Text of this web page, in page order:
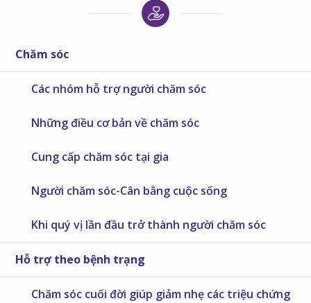
Chăm sóc
Các nhóm hỗ trợ người chăm sóc
Những điều cơ bản về chăm sóc
Cung cấp chăm sóc tại gia
Người chăm sóc-Cân bằng cuộc sống
Khi quý vị lần đầu trở thành người chăm sóc
Hỗ trợ theo bệnh trạng
Chăm sóc cuối đời giúp giảm nhẹ các triệu chứng